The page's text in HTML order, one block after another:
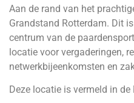
Aan de rand van het
Grandstand Rotterdam. Dit
centrum van de
locatie voor vergaderingen,
netwerkbijeenkomsten en
Deze locatie is vermeld in de